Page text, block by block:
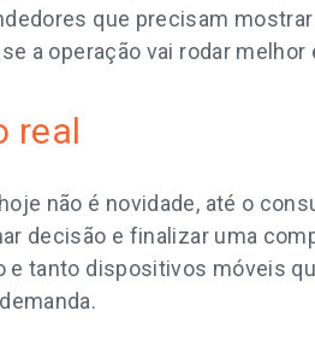
que precisam
a operação vai rodar
real
não é novidade, até o
decisão e finalizar uma
tanto dispositivos móveis